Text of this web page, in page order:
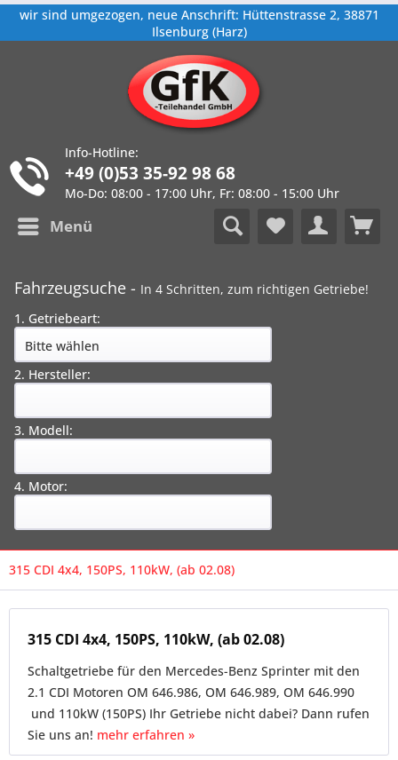
wir sind umgezogen, neue Anschrift: Hüttenstrasse 2, 38871
Ilsenburg (Harz)
Info-Hotline:
+49 (0)53 35-92 98 68
Mo-Do: 08:00 - 17:00 Uhr, Fr: 08:00 - 15:00 Uhr
Menü
Fahrzeugsuche - In 4 Schritten, zum richtigen Getriebe!
1. Getriebeart:
2. Hersteller:
3. Modell:
4. Motor:
315 CDI 4x4, 150PS, 110kW, (ab 02.08)
315 CDI 4x4, 150PS, 110kW, (ab 02.08)
Schaltgetriebe für den Mercedes-Benz Sprinter mit den
2.1 CDI Motoren OM 646.986, OM 646.989, OM 646.990
und 110kW (150PS) Ihr Getriebe nicht dabei? Dann rufen
Sie uns an! mehr erfahren »